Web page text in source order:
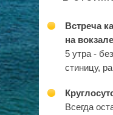
Встреча
на вок­за­ле
5 утра -
сти­ни­цу,
Всегда